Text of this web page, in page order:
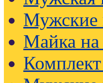
Мужские
Майка на